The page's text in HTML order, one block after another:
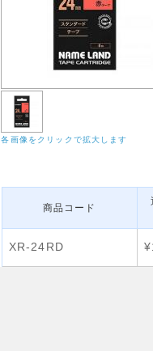
各画像をクリックで拡大します
商品コード
XR-24RD